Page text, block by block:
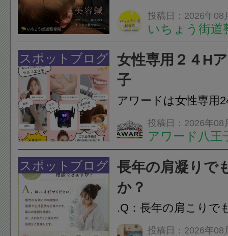
ありませんか？無意
は、顎の痛みや疲れ
フェイスラインの張
のこわばり・頭痛や
ながることがありま
投稿日：2026年08
いちょう街道
スポットブログ
女性専用２４H
子
アワードは女性専用
フエステを 思いっ
開催中
投稿日：2026年08
アワード八王
24時間ジム&
脱毛
スポットブログ
長年の肩凝りで
か？
.Q：長年の肩こりで
か？A：はい、お任
投稿日：2026年08